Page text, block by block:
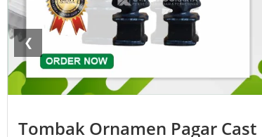
❮
Tombak Ornamen Pagar Cast